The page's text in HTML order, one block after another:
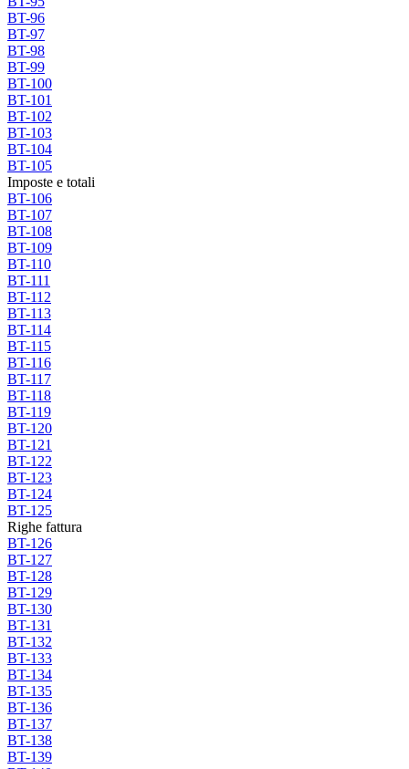
BT-96
BT-97
BT-98
BT-99
BT-100
BT-101
BT-102
BT-103
BT-104
BT-105
Imposte e totali
BT-106
BT-107
BT-108
BT-109
BT-110
BT-111
BT-112
BT-113
BT-114
BT-115
BT-116
BT-117
BT-118
BT-119
BT-120
BT-121
BT-122
BT-123
BT-124
BT-125
Righe fattura
BT-126
BT-127
BT-128
BT-129
BT-130
BT-131
BT-132
BT-133
BT-134
BT-135
BT-136
BT-137
BT-138
BT-139